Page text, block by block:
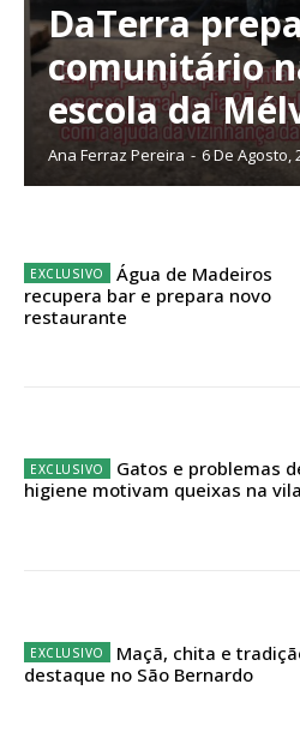
Escolha o plano de
12
Acesso aos conteúdos
DaTerra
comunitário
escola da
Ana Ferraz Pereira - 6 De Agosto,
Água de Madeiros
recupera bar e prepara novo
restaurante
Gatos e problemas
higiene motivam queixas na vila
Maçã, chita e
destaque no São Bernardo